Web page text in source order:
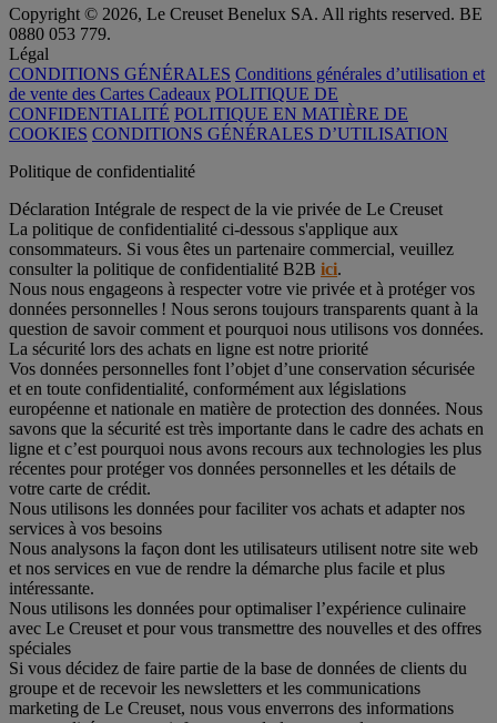
Copyright © 2026, Le Creuset Benelux SA. All rights reserved. BE
0880 053 779.
Légal
CONDITIONS GÉNÉRALES Conditions générales d’utilisation et
de vente des Cartes Cadeaux POLITIQUE DE
CONFIDENTIALITÉ POLITIQUE EN MATIÈRE DE
COOKIES CONDITIONS GÉNÉRALES D’UTILISATION
Politique de confidentialité
Déclaration Intégrale de respect de la vie privée de Le Creuset
La politique de confidentialité ci-dessous s'applique aux
consommateurs. Si vous êtes un partenaire commercial, veuillez
consulter la politique de confidentialité B2B ici.
Nous nous engageons à respecter votre vie privée et à protéger vos
données personnelles ! Nous serons toujours transparents quant à la
question de savoir comment et pourquoi nous utilisons vos données.
La sécurité lors des achats en ligne est notre priorité
Vos données personnelles font l’objet d’une conservation sécurisée
et en toute confidentialité, conformément aux législations
européenne et nationale en matière de protection des données. Nous
savons que la sécurité est très importante dans le cadre des achats en
ligne et c’est pourquoi nous avons recours aux technologies les plus
récentes pour protéger vos données personnelles et les détails de
votre carte de crédit.
Nous utilisons les données pour faciliter vos achats et adapter nos
services à vos besoins
Nous analysons la façon dont les utilisateurs utilisent notre site web
et nos services en vue de rendre la démarche plus facile et plus
intéressante.
Nous utilisons les données pour optimaliser l’expérience culinaire
avec Le Creuset et pour vous transmettre des nouvelles et des offres
spéciales
Si vous décidez de faire partie de la base de données de clients du
groupe et de recevoir les newsletters et les communications
marketing de Le Creuset, nous vous enverrons des informations